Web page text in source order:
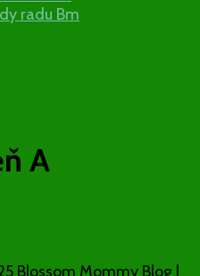
radu Bm
A
Blossom Mommy Blog |